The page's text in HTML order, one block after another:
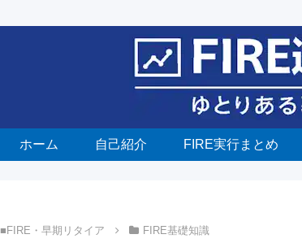
ホーム 自己紹介 FIRE実行まとめ
■FIRE・早期リタイア FIRE基礎知識